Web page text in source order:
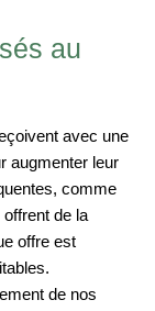
au
avec une
augmenter leur
comme
de la
offre est
de nos